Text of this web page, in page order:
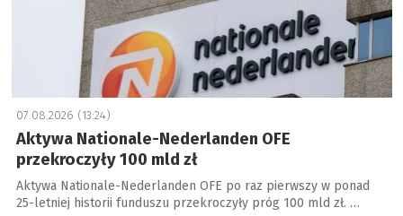
07.08.2026 (13:24)
Aktywa Nationale-Nederlanden OFE
przekroczyły 100 mld zł
Aktywa Nationale-Nederlanden OFE po raz pierwszy w ponad
25-letniej historii funduszu przekroczyły próg 100 mld zł. …